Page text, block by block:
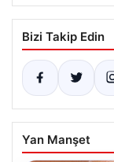
Bizi Takip Edin
Yan Manşet